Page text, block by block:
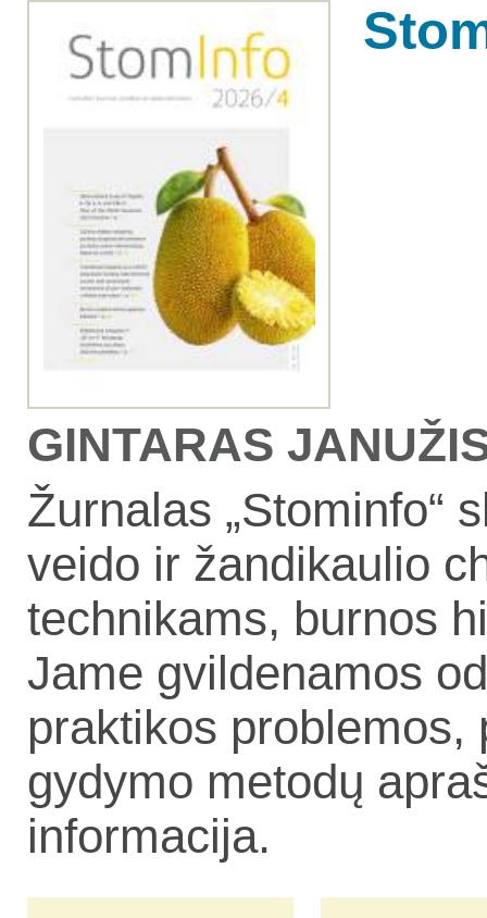
GINTARAS
Žurnalas „Stominfo“
veido ir žandikaulio
technikams, burnos
Jame gvildenamos
praktikos problemos,
gydymo metodų
informacija.